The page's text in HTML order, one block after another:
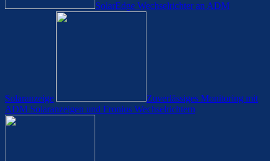
SolarEdge Wechselrichter an ADM
Solaranzeige
Zuverlässiges Monitoring mit
ADM Solaranzeigen und Fronius Wechselrichtern